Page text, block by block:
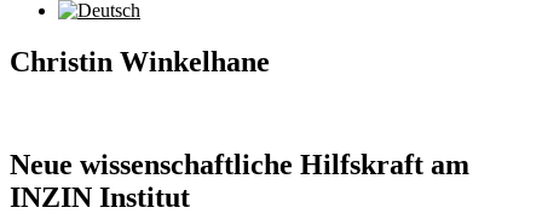
Christin Winkelhane
Neue wissenschaftliche Hilfskraft am
INZIN Institut